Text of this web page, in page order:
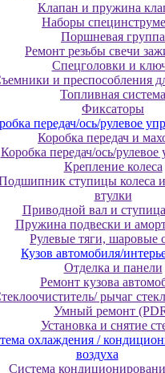
Клапан и пружина
Наборы
Поршневая группа
Ремонт резьбы свечи
Спецголовки и
и преспособления
Топливная система
Фиксаторы
передач/ось/рулевое
Коробка передач и
Коробка передач/ось/рулевое
Крепление колеса
ступицы колеса
втулки
Приводной вал и ступица
Пружина подвески и
Рулевые тяги, шаровые
Кузов автомобиля/
Отделка и панели
Ремонт кузова
рычаг
Умный ремонт
Установка и снятие
охлаждения /
воздуха
Система